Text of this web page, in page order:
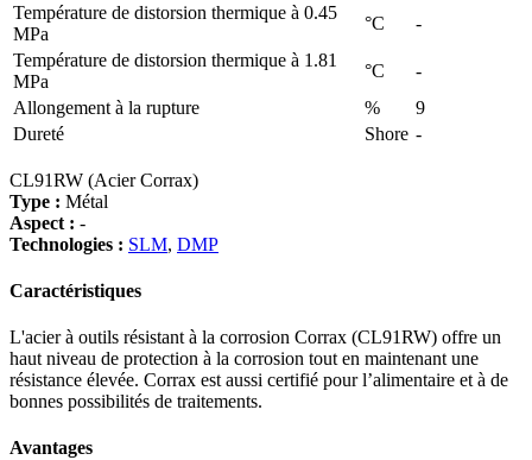
Température de distorsion thermique à 0.45
MPa
°C
-
Température de distorsion thermique à 1.81
MPa
°C
-
Allongement à la rupture
%
9
Dureté
Shore -
CL91RW (Acier Corrax)
Type : Métal
Aspect : -
Technologies : SLM, DMP
Caractéristiques
L'acier à outils résistant à la corrosion Corrax (CL91RW) offre un
haut niveau de protection à la corrosion tout en maintenant une
résistance élevée. Corrax est aussi certifié pour l’alimentaire et à de
bonnes possibilités de traitements.
Avantages